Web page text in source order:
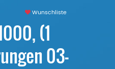
Wunschliste
(1
03-